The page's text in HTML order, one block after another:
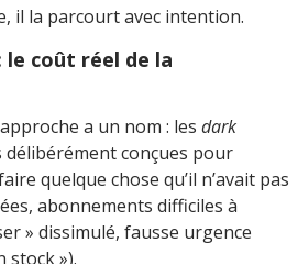
il la parcourt avec intention.
coût réel de la
a un nom : les dark
délibérément conçues pour
quelque chose qu’il n’avait pas
abonnements difficiles à
» dissimulé, fausse urgence
stock »).